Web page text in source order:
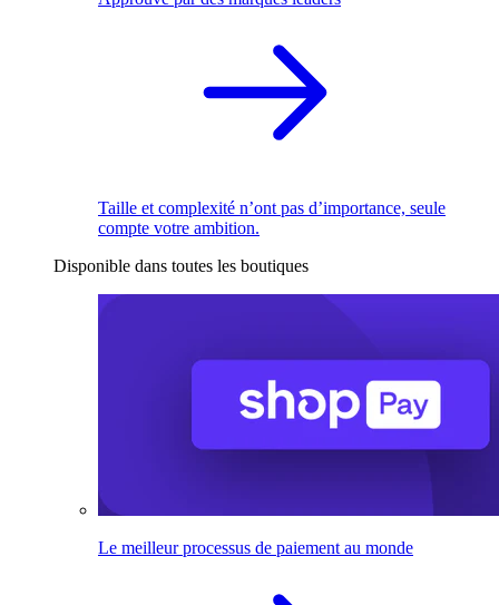
Taille et complexité n’ont pas d’importance, seule
compte votre ambition.
Disponible dans toutes les boutiques
Le meilleur processus de paiement au monde